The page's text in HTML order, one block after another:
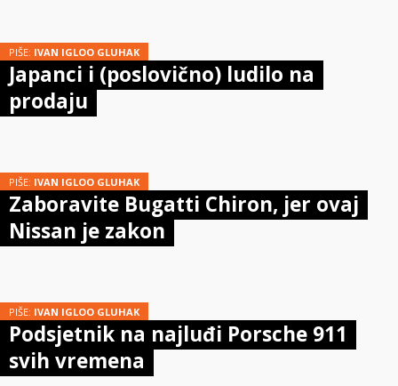
PIŠE: IVAN IGLOO GLUHAK
Japanci i (poslovično) ludilo na
prodaju
PIŠE: IVAN IGLOO GLUHAK
Zaboravite Bugatti Chiron, jer ovaj
Nissan je zakon
PIŠE: IVAN IGLOO GLUHAK
Podsjetnik na najluđi Porsche 911
svih vremena